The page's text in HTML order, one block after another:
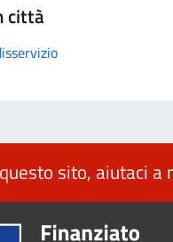
città
sito, aiutaci a